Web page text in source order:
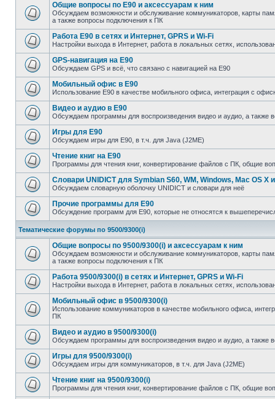
Общие вопросы по E90 и аксессуарам к ним
Обсуждаем возможности и обслуживание коммуникаторов, карты
а также вопросы подключения к ПК
Работа E90 в сетях и Интернет, GPRS и Wi-Fi
Настройки выхода в Интернет, работа в локальных сетях,
GPS-навигация на E90
Обсуждаем GPS и всё, что связано с навигацией на E90
Мобильный офис в E90
Использование E90 в качестве мобильного офиса, интеграция с
Видео и аудио в E90
Обсуждаем программы для воспроизведения видео и аудио, а также
Игры для E90
Обсуждаем игры для E90, в т.ч. для Java (J2ME)
Чтение книг на E90
Программы для чтения книг, конвертирование файлов с ПК, общие
Словари UNIDICT для Symbian S60, WM, Windows, Mac OS X
Обсуждаем словарную оболочку UNIDICT и словари для неё
Прочие программы для E90
Обсуждение программ для E90, которые не относятся к
Тематические форумы по 9500/9300(i)
Общие вопросы по 9500/9300(i) и аксессуарам к ним
Обсуждаем возможности и обслуживание коммуникаторов, карты
а также вопросы подключения к ПК
Работа 9500/9300(i) в сетях и Интернет, GPRS и Wi-Fi
Настройки выхода в Интернет, работа в локальных сетях,
Мобильный офис в 9500/9300(i)
Использование коммуникаторов в качестве мобильного офиса,
ПК
Видео и аудио в 9500/9300(i)
Обсуждаем программы для воспроизведения видео и аудио, а также
Игры для 9500/9300(i)
Обсуждаем игры для коммуникаторов, в т.ч. для Java (J2ME)
Чтение книг на 9500/9300(i)
Программы для чтения книг, конвертирование файлов с ПК, общие